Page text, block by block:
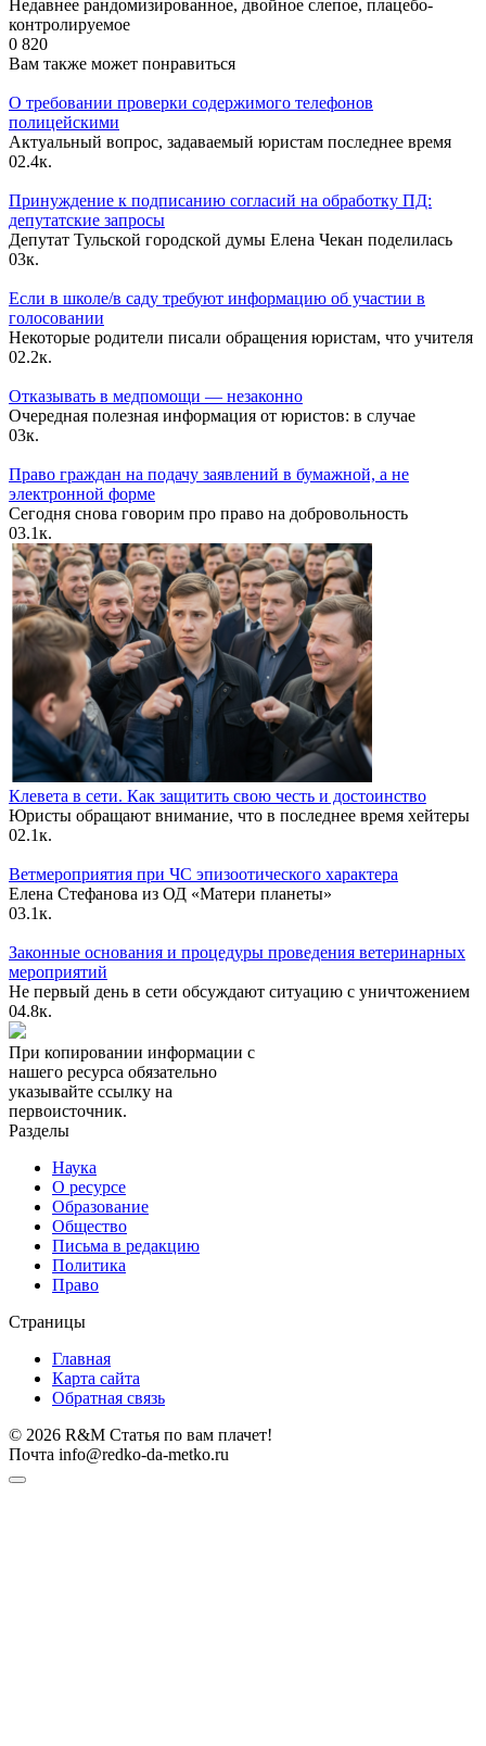
Недавнее рандомизированное, двойное слепое, плацебо-
контролируемое
0 820
Вам также может понравиться
О требовании проверки содержимого телефонов
полицейскими
Актуальный вопрос, задаваемый юристам последнее время
02.4к.
Принуждение к подписанию согласий на обработку ПД:
депутатские запросы
Депутат Тульской городской думы Елена Чекан поделилась
03к.
Если в школе/в саду требуют информацию об участии в
голосовании
Некоторые родители писали обращения юристам, что учителя
02.2к.
Отказывать в медпомощи — незаконно
Очередная полезная информация от юристов: в случае
03к.
Право граждан на подачу заявлений в бумажной, а не
электронной форме
Сегодня снова говорим про право на добровольность
03.1к.
Клевета в сети. Как защитить свою честь и достоинство
Юристы обращают внимание, что в последнее время хейтеры
02.1к.
Ветмероприятия при ЧС эпизоотического характера
Елена Стефанова из ОД «Матери планеты»
03.1к.
Законные основания и процедуры проведения ветеринарных
мероприятий
Не первый день в сети обсуждают ситуацию с уничтожением
04.8к.
При копировании информации с
нашего ресурса обязательно
указывайте ссылку на
первоисточник.
Разделы
Наука
О ресурсе
Образование
Общество
Письма в редакцию
Политика
Право
Страницы
Главная
Карта сайта
Обратная связь
© 2026 R&M Статья по вам плачет!
Почта info@redko-da-metko.ru